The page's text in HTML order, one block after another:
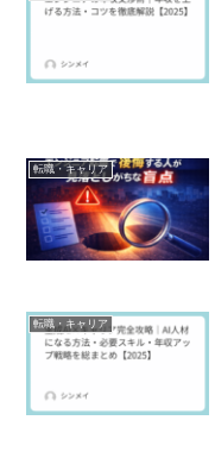
転職・キャリア
転職・キャリア